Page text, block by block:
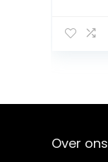
zeggen,
Over ons